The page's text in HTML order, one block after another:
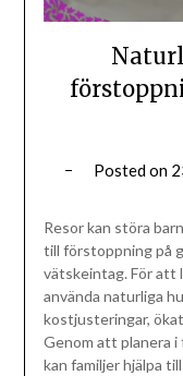
Posted on
Resor kan störa
till förstoppning på
vätskeintag. För att
använda naturliga
kostjusteringar,
Genom att planera i
kan familjer hjälpa